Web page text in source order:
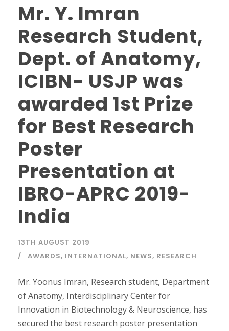
Mr. Y. Imran
Research Student,
Dept. of Anatomy,
ICIBN- USJP was
awarded 1st Prize
for Best Research
Poster
Presentation at
IBRO-APRC 2019-
India
13TH AUGUST 2019
AWARDS, INTERNATIONAL, NEWS, RESEARCH
Mr. Yoonus Imran, Research student, Department
of Anatomy, Interdisciplinary Center for
Innovation in Biotechnology & Neuroscience, has
secured the best research poster presentation